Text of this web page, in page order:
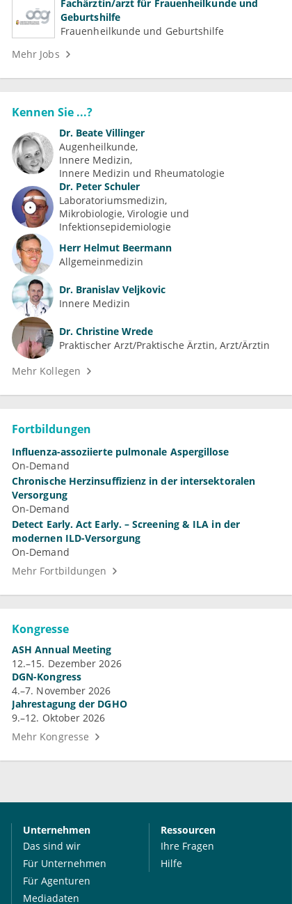
Fachärztin/arzt für Frauenheilkunde und
Geburtshilfe
Frauenheilkunde und Geburtshilfe
Mehr Jobs
Kennen Sie ...?
Dr. Beate Villinger
Augenheilkunde
Innere Medizin
Innere Medizin und Rheumatologie
Dr. Peter Schuler
Laboratoriumsmedizin
Mikrobiologie, Virologie und
Infektionsepidemiologie
Herr Helmut Beermann
Allgemeinmedizin
Dr. Branislav Veljkovic
Innere Medizin
Dr. Christine Wrede
Praktischer Arzt/Praktische Ärztin, Arzt/Ärztin
Mehr Kollegen
Fortbildungen
Influenza-assoziierte pulmonale Aspergillose
On-Demand
Chronische Herzinsuffizienz in der intersektoralen
Versorgung
On-Demand
Detect Early. Act Early. – Screening & ILA in der
modernen ILD-Versorgung
On-Demand
Mehr Fortbildungen
Kongresse
ASH Annual Meeting
12.–15. Dezember 2026
DGN-Kongress
4.–7. November 2026
Jahrestagung der DGHO
9.–12. Oktober 2026
Mehr Kongresse
Unternehmen
Das sind wir
Für Unternehmen
Für Agenturen
Mediadaten
Ressourcen
Ihre Fragen
Hilfe